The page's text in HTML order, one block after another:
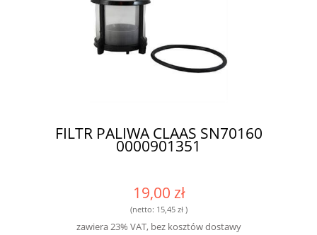
FILTR PALIWA CLAAS SN70160
0000901351
19,00 zł
(netto: 15,45 zł)
zawiera 23% VAT, bez kosztów dostawy